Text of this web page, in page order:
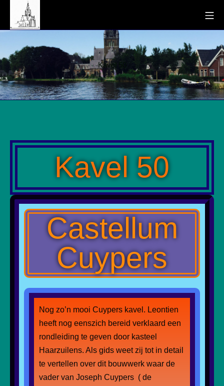
Kavel 50
Kavel 50
Castellum
Cuypers
Nog zo’n mooi Cuypers kavel. Leontien
heeft nog eenszich bereid verklaard een
rondleiding te geven door kasteel
Haarzuilens. Als gids weet zij tot in detail
te vertellen over dit bouwwerk waar de
vader van Joseph Cuypers ( de